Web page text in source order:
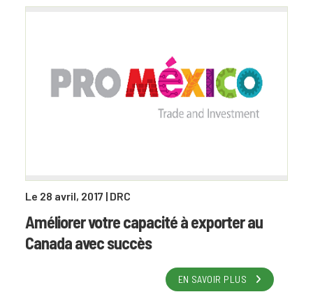
Le 28 avril, 2017 | DRC
Améliorer votre capacité à exporter au
Canada avec succès
EN SAVOIR PLUS